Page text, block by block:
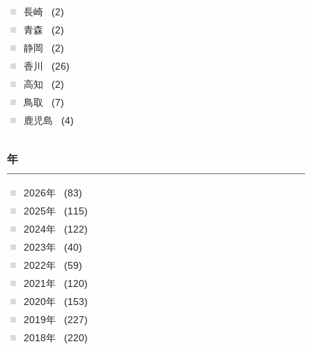
長崎
(2)
青森
(2)
静岡
(2)
香川
(26)
高知
(2)
鳥取
(7)
鹿児島
(4)
年
2026年
(83)
2025年
(115)
2024年
(122)
2023年
(40)
2022年
(59)
2021年
(120)
2020年
(153)
2019年
(227)
2018年
(220)